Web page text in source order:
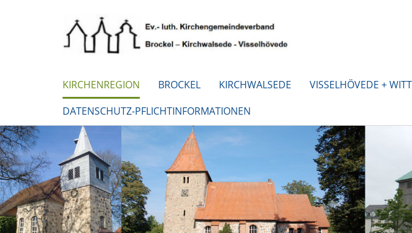
KIRCHENREGION BROCKEL KIRCHWALSEDE VISSELHÖVEDE +
DATENSCHUTZ-PFLICHTINFORMATIONEN